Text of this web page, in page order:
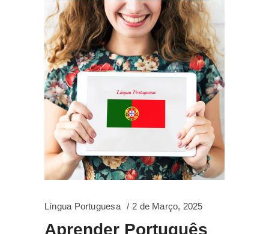
Língua Portuguesa 2 de Março, 2025
Aprender Português